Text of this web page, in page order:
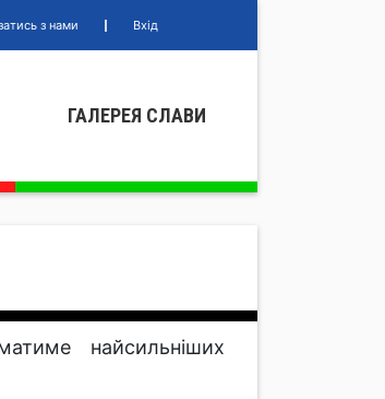
з нами Вхід
ГАЛЕРЕЯ СЛАВИ
найсильніших